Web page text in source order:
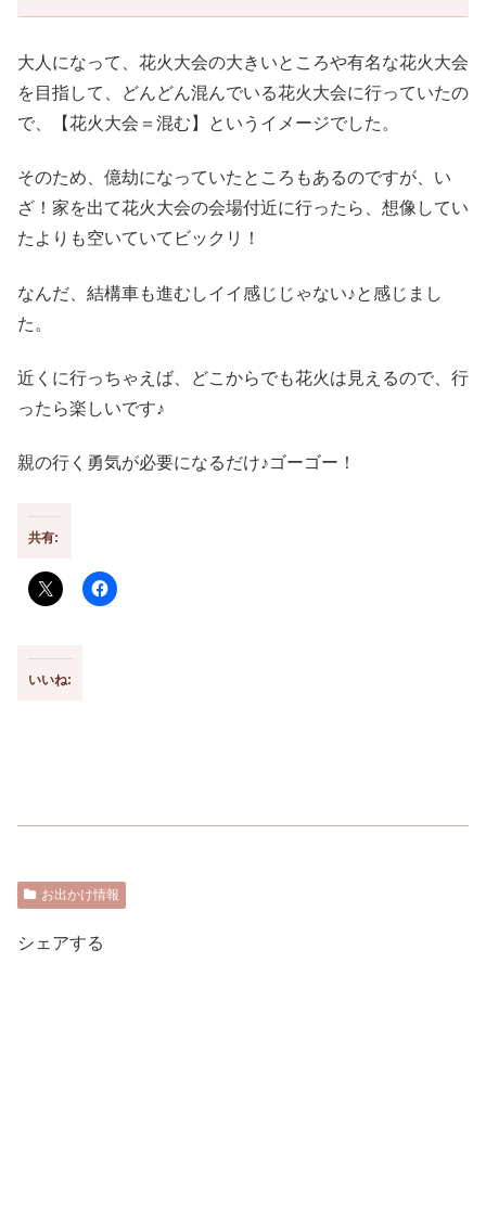
大人になって、花火大会の大きいところや有名な花火大会
を目指して、どんどん混んでいる花火大会に行っていたの
で、【花火大会＝混む】というイメージでした。
そのため、億劫になっていたところもあるのですが、い
ざ！家を出て花火大会の会場付近に行ったら、想像してい
たよりも空いていてビックリ！
なんだ、結構車も進むしイイ感じじゃない♪と感じまし
た。
近くに行っちゃえば、どこからでも花火は見えるので、行
ったら楽しいです♪
親の行く勇気が必要になるだけ♪ゴーゴー！
共有:
いいね:
お出かけ情報
シェアする